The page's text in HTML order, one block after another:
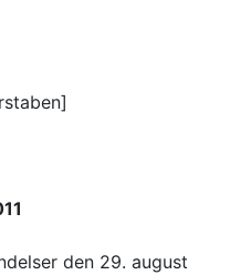
den 29. august